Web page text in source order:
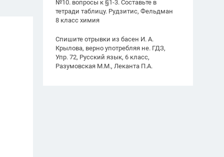
№10. вопросы к §1-3. Составьте в
тетради таблицу. Рудзитис, Фельдман
8 класс химия
Спишите отрывки из басен И. А.
Крылова, верно употребляя не. ГДЗ,
Упр. 72, Русский язык, 6 класс,
Разумовская М.М., Леканта П.А.